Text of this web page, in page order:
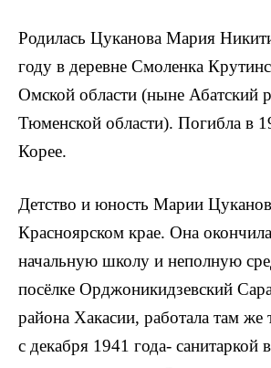
Родилась Цуканова Мария
году в деревне Смоленка
Омской области (ныне Абатский
Тюменской области). Погибла в
Корее.
Детство и юность Марии
Красноярском крае. Она
начальную школу и неполную
посёлке Орджоникидзевский
района Хакасии, работала там же
с декабря 1941 года- санитаркой